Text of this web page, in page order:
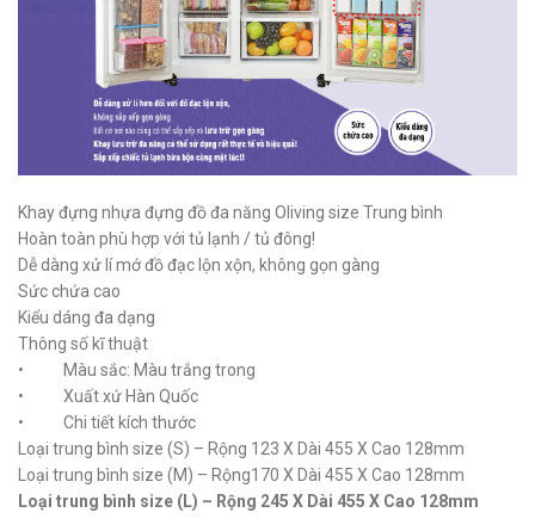
Khay đựng nhựa đựng đồ đa năng Oliving size Trung bình
Hoàn toàn phù hợp với tủ lạnh / tủ đông!
Dễ dàng xử lí mớ đồ đạc lộn xộn, không gọn gàng
Sức chứa cao
Kiểu dáng đa dạng
Thông số kĩ thuật
• Màu sắc: Màu trắng trong
• Xuất xứ Hàn Quốc
• Chi tiết kích thước
Loại trung bình size (S) – Rộng 123 X Dài 455 X Cao 128mm
Loại trung bình size (M) – Rộng170 X Dài 455 X Cao 128mm
Loại trung bình size (L) – Rộng 245 X Dài 455 X Cao 128mm